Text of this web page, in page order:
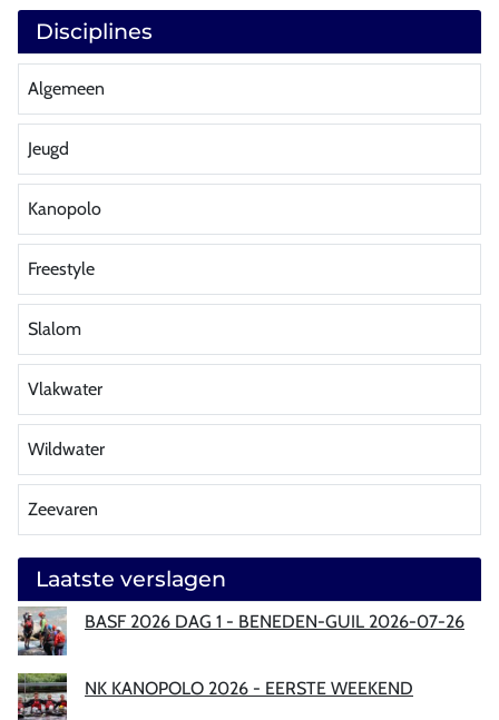
Disciplines
Algemeen
Jeugd
Kanopolo
Freestyle
Slalom
Vlakwater
Wildwater
Zeevaren
Laatste verslagen
BASF 2026 DAG 1 - BENEDEN-GUIL 2026-07-26
NK KANOPOLO 2026 - EERSTE WEEKEND